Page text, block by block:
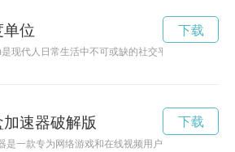
单位
是现代人日常生活中不可或缺的社交平台之一，如
下载
速器破解版
是一款专为网络游戏和在线视频用户量身定制的加
下载